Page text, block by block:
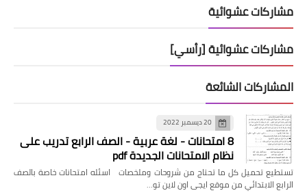
مشاركات عشوائية
مشاركات عشوائية [رأسي]
المشاركات الشائعة
20 ديسمبر 2022
8 امتحانات - لغة عربية - الصف الرابع تدريب على
نظام الامتحانات الجديدة pdf
تستطيع تحميل كل ما تحتاج من شروحات وملخصات اسئله امتحانات خاصة بالصف
الرابع الابتدائي من موقع ايجى اون لاين تو…